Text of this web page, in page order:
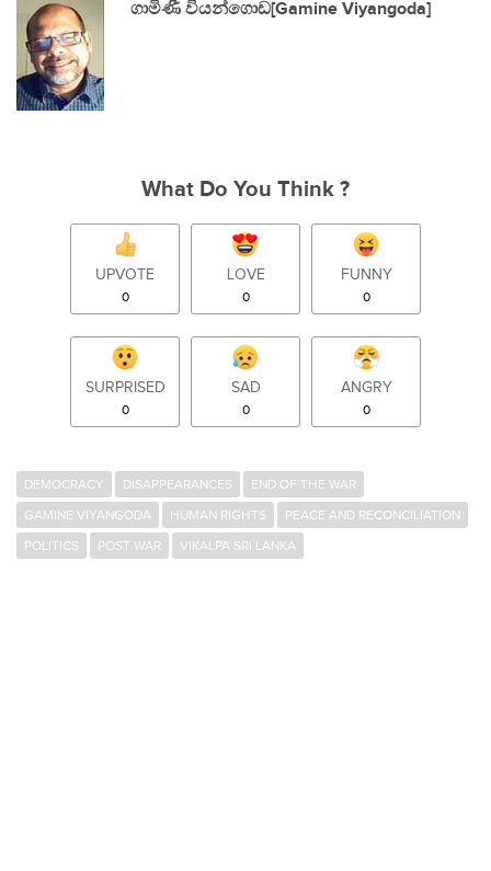
ගාමිණී වියන්ගොඩ[Gamine Viyangoda]
What Do You Think ?
UPVOTE
0
LOVE
0
FUNNY
0
SURPRISED
0
SAD
0
ANGRY
0
DEMOCRACY DISAPPEARANCES
END OF THE WAR
GAMINE VIYANGODA
HUMAN RIGHTS
PEACE AND RECONCILIATION
POLITICS
POST WAR VIKALPA SRI LANKA